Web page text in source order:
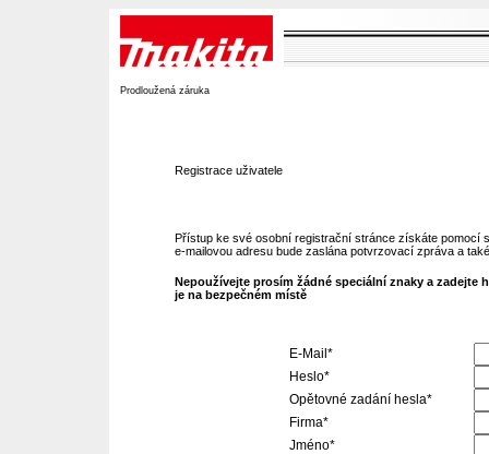
Prodloužená záruka
Registrace uživatele
Přístup ke své osobní registrační stránce získáte pomocí
e-mailovou adresu bude zaslána potvrzovací zpráva a
Nepoužívejte prosím žádné speciální znaky a zadejte
je na bezpečném místě
E-Mail*
Heslo*
Opětovné zadání hesla*
Firma*
Jméno*